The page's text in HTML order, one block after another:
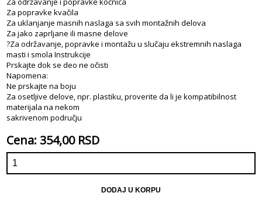
Za popravke kvačila
Za uklanjanje masnih naslaga sa svih montažnih delova
Za jako zaprljane ili masne delove
?Za održavanje, popravke i montažu u slučaju ekstremnih naslaga
masti i smola Instrukcije
Prskajte dok se deo ne očisti
Napomena:
Ne prskajte na boju
Za osetljive delove, npr. plastiku, proverite da li je kompatibilnost
materijala na nekom
sakrivenom području
Cena: 354,00 RSD
DODAJ U KORPU